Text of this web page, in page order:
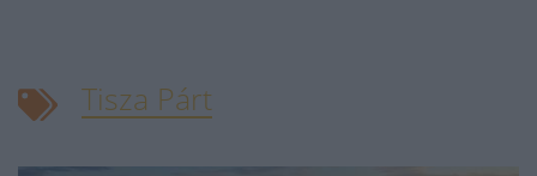
Tisza Párt